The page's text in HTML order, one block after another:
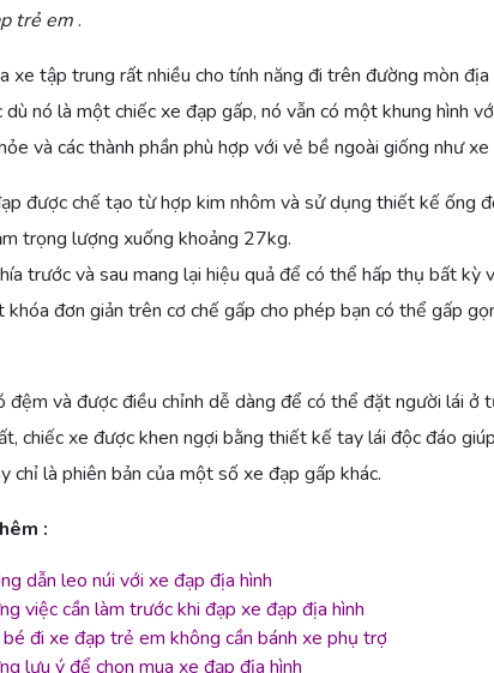
trẻ em.
xe tập trung rất nhiều cho tính năng đi trên đường mòn địa
dù nó là một chiếc xe đạp gấp, nó vẫn có một khung hình
và các thành phần phù hợp với vẻ bề ngoài giống như
được chế tạo từ hợp kim nhôm và sử dụng thiết kế ống
trọng lượng xuống khoảng 27kg.
trước và sau mang lại hiệu quả để có thể hấp thụ bất kỳ
đơn giản trên cơ chế gấp cho phép bạn có thể gấp
đệm và được điều chỉnh dễ dàng để có thể đặt người lái ở
chiếc xe được khen ngợi bằng thiết kế tay lái độc đáo
chỉ là phiên bản của một số xe đạp gấp khác.
:
dẫn leo núi với xe đạp địa hình
việc cần làm trước khi đạp xe đạp địa hình
đi xe đạp trẻ em không cần bánh xe phụ trợ
lưu ý để chọn mua xe đạp địa hình